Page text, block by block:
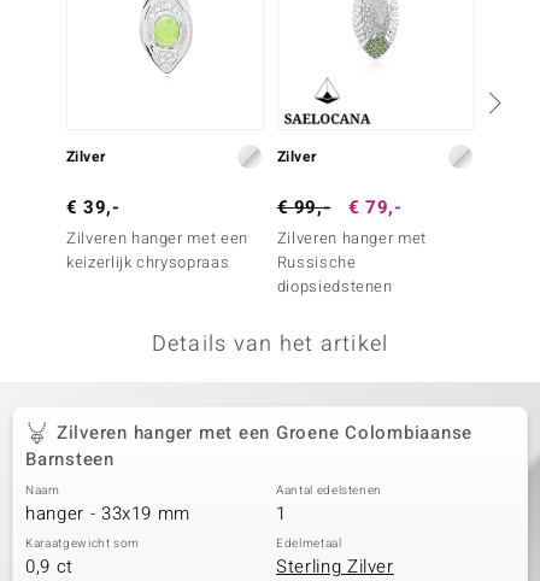
Zilver
€ 39,-
Zilveren hanger met een
keizerlijk chrysopraas
Zilver
€ 99,- € 79,-
Zilveren hanger met
Russische
diopsiedstenen
Details van het artikel
Zilveren hanger met een Groene Colombiaanse
Barnsteen
Naam
hanger - 33x19 mm
Aantal edelstenen
1
Karaatgewicht som
0,9 ct
Edelmetaal
Sterling Zilver